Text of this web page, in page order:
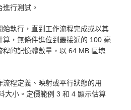
行測試。
執行，直到工作流程完成或以其
算，無條件進位到最接近的 100 毫
的記憶體數量，以 64 MB 區塊
程定義、映射或平行狀態的用
大小。定價範例 3 和 4 顯示估算